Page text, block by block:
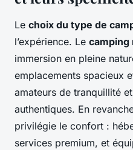
Le choix du type de
l’expérience. Le camping
immersion en pleine
emplacements spacieux
amateurs de tranquillité
authentiques. En
privilégie le confort :
services premium, et